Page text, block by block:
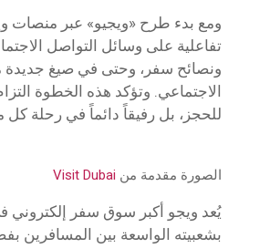
ومع بدء طرح «ويجيو» عبر منصات
تفاعلية على وسائل التواصل
ونصائح سفر، وحتى في صيغ جديدة
الاجتماعي. وتؤكد هذه الخطوة
للحجز، بل رفيقاً دائماً في رحلة كل
الصورة مقدمة من Visit Dubai
يُعد ويجو أكبر سوق سفر إلكتروني
بشعبيته الواسعة بين المسافرين